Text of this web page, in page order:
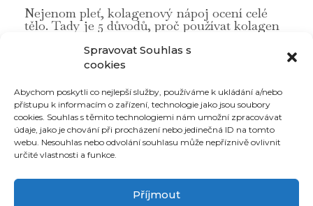
Spravovat Souhlas s
cookies
Abychom poskytli co nejlepší služby, používáme k ukládání a/nebo
přístupu k informacím o zařízení, technologie jako jsou soubory
cookies. Souhlas s těmito technologiemi nám umožní zpracovávat
údaje, jako je chování při procházení nebo jedinečná ID na tomto
webu. Nesouhlas nebo odvolání souhlasu může nepříznivě ovlivnit
určité vlastnosti a funkce.
Příjmout
e
–
n
ě
k
s
t
Nejenom pleť, kolagenový nápoj ocení celé
tělo. Tady je 5 důvodů, proč používat kolagen
/4.1.2023
Můj účet
Ochrana osobních údajů
Obchodní podmínky
Doprava
Kontakty